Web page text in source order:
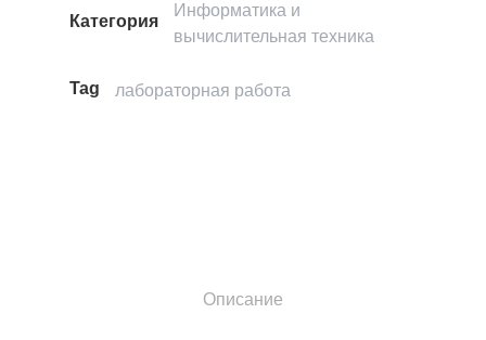
Категория
Информатика и
вычислительная техника
Tag лабораторная работа
Описание